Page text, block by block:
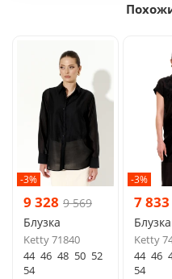
-3%
9 328 9 569
Блузка
Ketty 71840
44 46 48 50 52
54
-3%
7 833
Блузка
Ketty
44 46
54